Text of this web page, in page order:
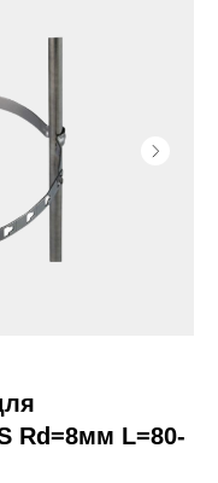
Rd=8мм L=80-